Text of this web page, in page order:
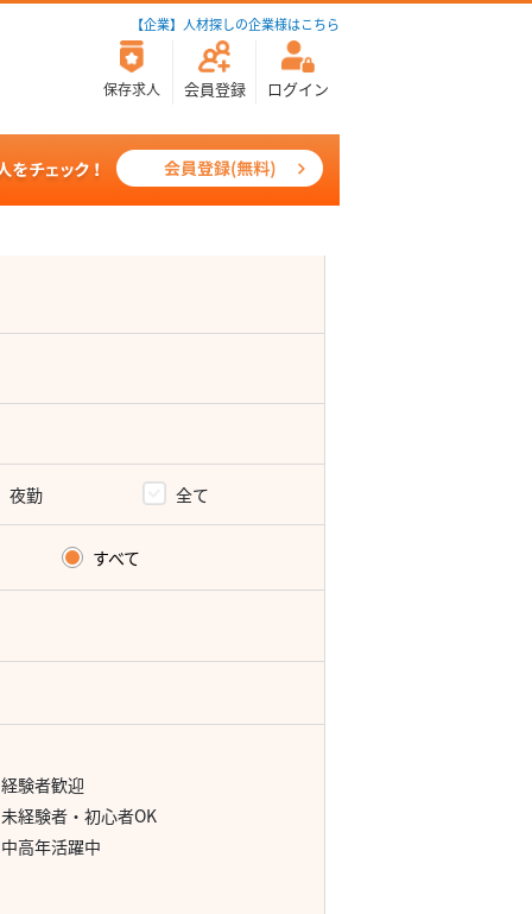
【企業】人材探しの企業様はこちら
保存求人 会員登録 ログイン
夜勤 全て
すべて
経験者歓迎
未経験者・初心者OK
中高年活躍中